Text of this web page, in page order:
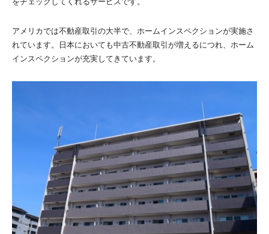
アメリカでは不動産取引の大半で、ホームインスペクションが実施さ
れています。日本においても中古不動産取引が増えるにつれ、ホーム
インスペクションが充実してきています。